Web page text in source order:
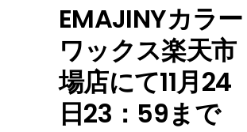
EMAJINYカラー
ワックス楽天市
場店にて11月24
日23：59まで